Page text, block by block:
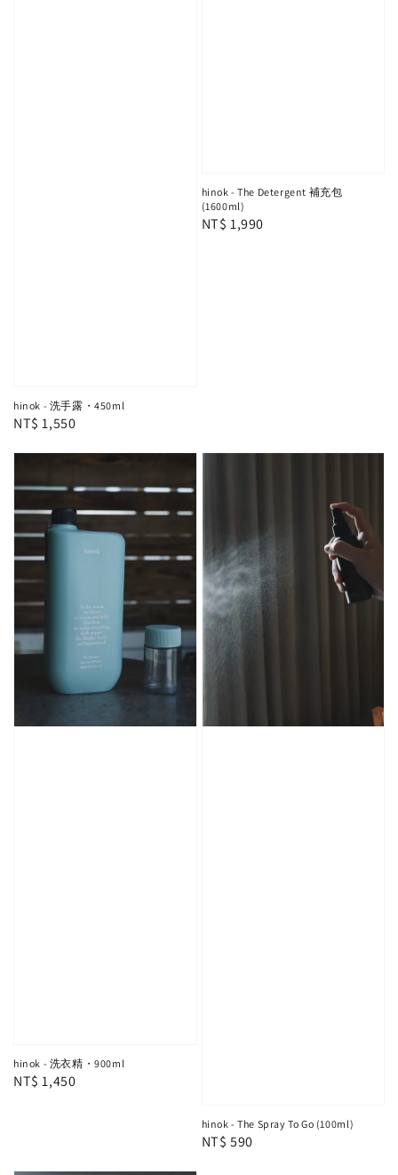
hinok - 洗手露・450ml
Regular
NT$ 1,550
hinok - The Detergent 補充包
(1600ml)
Regular
NT$ 1,990
hinok - 洗衣精・900ml
Regular
NT$ 1,450
hinok - The Spray To Go (100ml)
Regular
NT$ 590